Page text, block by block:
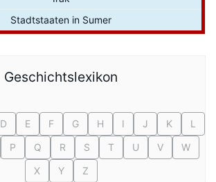
Stadtstaaten in Sumer
Geschichtslexikon
D E F G H I J K
L
P Q R S T U V
W
X
Y Z